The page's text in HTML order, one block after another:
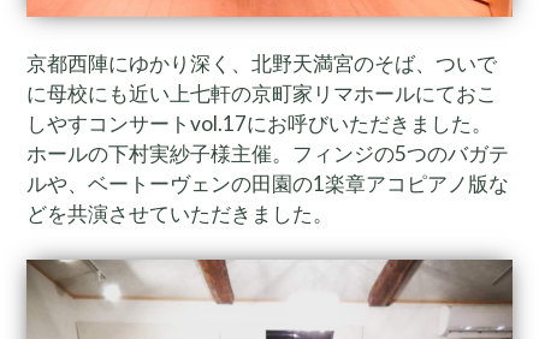
京都西陣にゆかり深く、北野天満宮のそば、ついで
に母校にも近い上七軒の京町家リマホールにておこ
しやすコンサートvol.17にお呼びいただきました。
ホールの下村実紗子様主催。フィンジの5つのバガテ
ルや、ベートーヴェンの田園の1楽章アコピアノ版な
どを共演させていただきました。